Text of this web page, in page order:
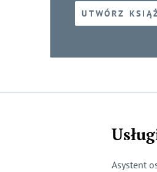
UTWÓRZ
Asystent